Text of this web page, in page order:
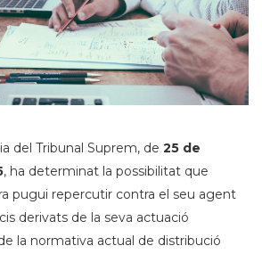
del Tribunal Suprem, de 25 de
, ha determinat la possibilitat que
pugui repercutir contra el seu agent
derivats de la seva actuació
la normativa actual de distribució